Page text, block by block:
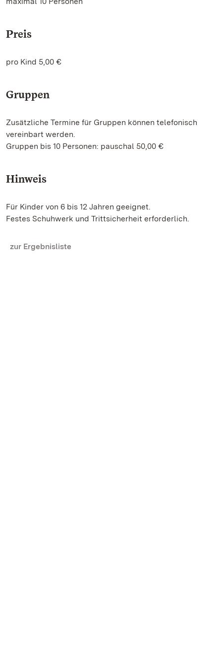
Preis
pro Kind 5,00 €
Gruppen
Zusätzliche Termine für Gruppen können telefonisch
vereinbart werden.
Gruppen bis 10 Personen: pauschal 50,00 €
Hinweis
Für Kinder von 6 bis 12 Jahren geeignet.
Festes Schuhwerk und Trittsicherheit erforderlich.
zur Ergebnisliste